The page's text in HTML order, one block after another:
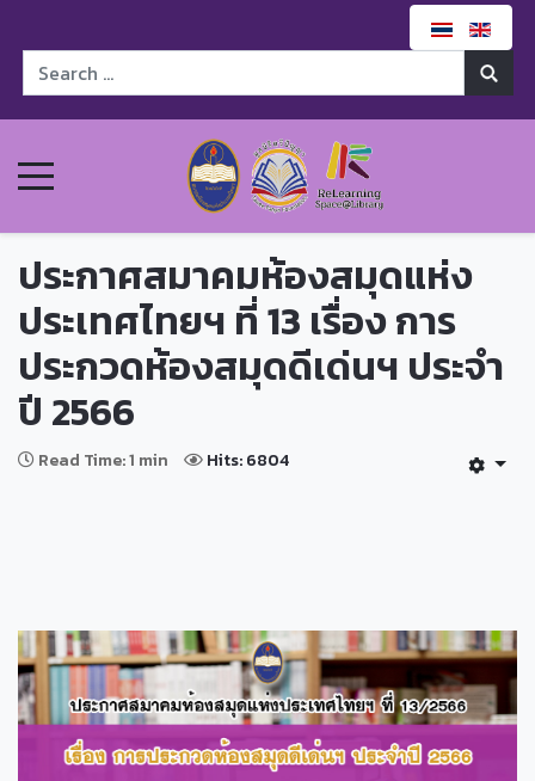
ประกาศสมาคมห้องสมุดแห่ง
ประเทศไทยฯ ที่ 13 เรื่อง การ
ประกวดห้องสมุดดีเด่นฯ ประจำ
ปี 2566
Read Time: 1 min Hits: 6804